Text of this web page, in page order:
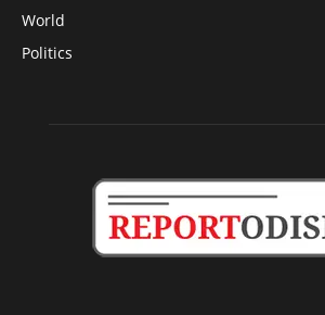
World
Politics